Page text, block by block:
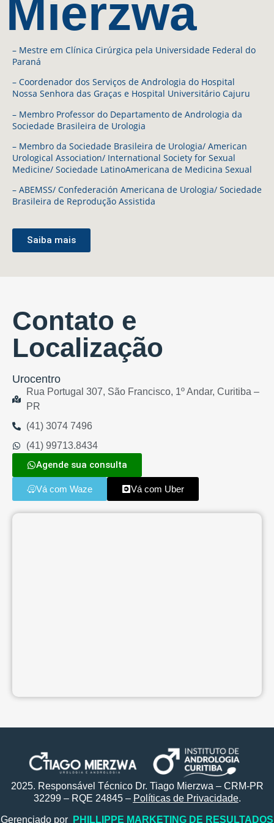
Mierzwa
– Mestre em Clínica Cirúrgica pela Universidade Federal do
Paraná
– Coordenador dos Serviços de Andrologia do Hospital
Nossa Senhora das Graças e Hospital Universitário Cajuru
– Membro Professor do Departamento de Andrologia da
Sociedade Brasileira de Urologia
– Membro da Sociedade Brasileira de Urologia/ American
Urological Association/ International Society for Sexual
Medicine/ Sociedade LatinoAmericana de Medicina Sexual
– ABEMSS/ Confederación Americana de Urologia/ Sociedade
Brasileira de Reprodução Assistida
Saiba mais
Contato e
Localização
Urocentro
Rua Portugal 307, São Francisco, 1º Andar, Curitiba –
PR
(41) 3074 7496
(41) 99713.8434
Agende sua consulta
Vá com Waze Vá com Uber
2025. Responsável Técnico Dr. Tiago Mierzwa – CRM-PR
32299 – RQE 24845 – Políticas de Privacidade.
Gerenciado por PHILLIPPE MARKETING DE RESULTADOS